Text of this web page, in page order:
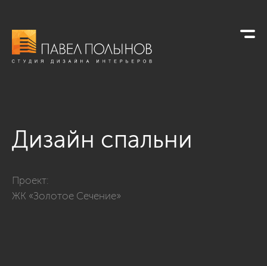
Дизайн спальни
Проект:
ЖК «Золотое Сечение»